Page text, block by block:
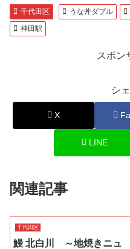
千代田区 うな丼ダブル
神田駅
スポン
シ
X
LINE
関連記事
千代田区
鰻 北白川 ～地焼きニュ